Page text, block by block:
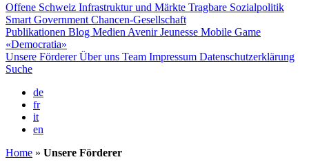
Offene Schweiz Infrastruktur und Märkte Tragbare Sozialpolitik
Smart Government Chancen-Gesellschaft
Publikationen Blog Medien Avenir Jeunesse Mobile Game
«Democratia»
Unsere FördererÜber uns Team Impressum Datenschutzerklärung
Suche
de
fr
it
en
Home » Unsere Förderer